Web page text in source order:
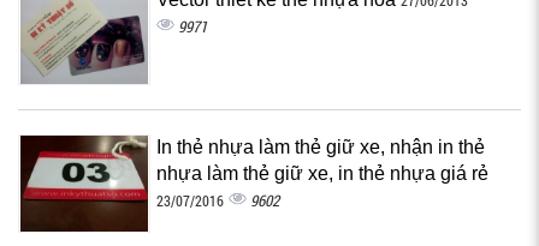
9971
In thẻ nhựa làm thẻ giữ xe, nhận in thẻ
nhựa làm thẻ giữ xe, in thẻ nhựa giá rẻ
23/07/2016 9602